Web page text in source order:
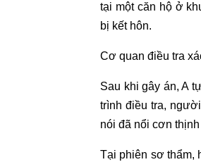
tại một căn hộ ở
bị kết hôn.
Cơ quan điều tra
Sau khi gây án, A
trình điều tra,
nói đã nổi cơn
Tại phiên sơ thẩm,